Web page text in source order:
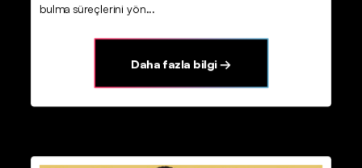
bulma süreçlerini yön...
Daha fazla bilgi →